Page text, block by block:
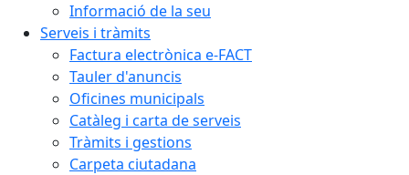
Informació de la seu
Serveis i tràmits
Factura electrònica e-FACT
Tauler d'anuncis
Oficines municipals
Catàleg i carta de serveis
Tràmits i gestions
Carpeta ciutadana